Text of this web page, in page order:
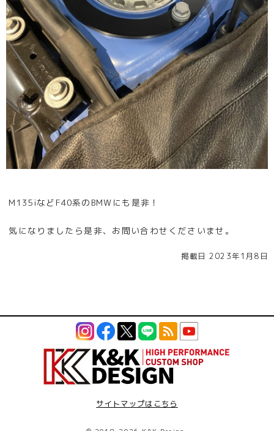
M135iなどF40系のBMWにも是非！
気になりましたら是非、お問い合わせくださいませ。
掲載日 2023年1月8日
サイトマップはこちら